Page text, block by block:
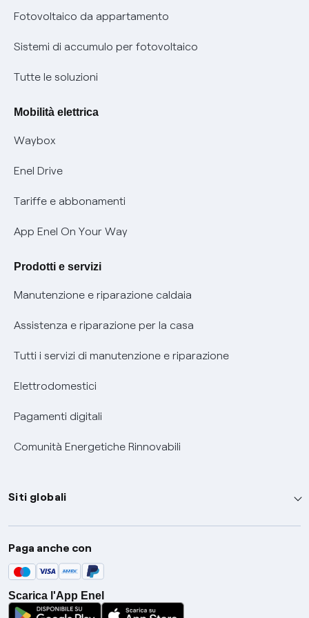
Parental Control – Navigazione sicura
Informazioni precontrattuali prodotti e servizi
Condizioni generali di contratto prodotti e servizi
Remit
Certificazioni
Nuove regole europee per la protezione dei dati
Offerte Placet non vulnerabili
Offerta Tutela Vulnerabilità Gas
Mobilità Elettrica
Phishing e truffe online
Verifica chi ti ha chiamato
Informativa RAEE
Fotovoltaico da appartamento
Sistemi di accumulo per fotovoltaico
Tutte le soluzioni
Mobilità elettrica
Waybox
Enel Drive
Tariffe e abbonamenti
App Enel On Your Way
Prodotti e servizi
Manutenzione e riparazione caldaia
Assistenza e riparazione per la casa
Tutti i servizi di manutenzione e riparazione
Elettrodomestici
Pagamenti digitali
Comunità Energetiche Rinnovabili
Siti globali
Enel Group
Enel Green Power
Global Trading
Global Procurement
Paga anche con
Scarica l'App Enel